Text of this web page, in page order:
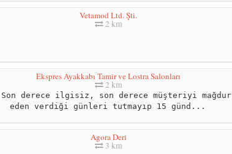
Vetamod Ltd. Şti.
2 km
Ekspres Ayakkabı Tamir ve Lostra Salonları
2 km
Son derece ilgisiz, son derece müşteriyi mağdur
eden verdiği günleri tutmayıp 15 günd...
Agora Deri
3 km